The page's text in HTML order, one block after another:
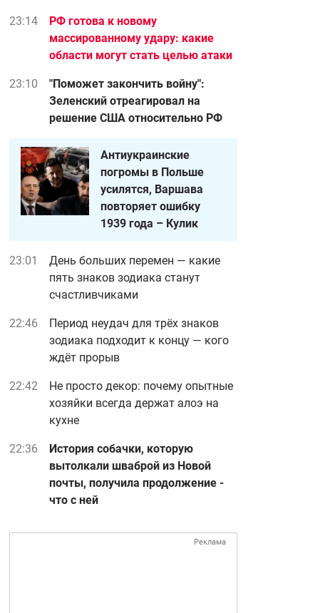
23:14
РФ готова к новому
массированному удару: какие
области могут стать целью атаки
23:10
"Поможет закончить войну":
Зеленский отреагировал на
решение США относительно РФ
Антиукраинские
погромы в Польше
усилятся, Варшава
повторяет ошибку
1939 года – Кулик
23:01
День больших перемен — какие
пять знаков зодиака станут
счастливчиками
22:46
Период неудач для трёх знаков
зодиака подходит к концу — кого
ждёт прорыв
22:42
Не просто декор: почему опытные
хозяйки всегда держат алоэ на
кухне
22:36
История собачки, которую
вытолкали шваброй из Новой
почты, получила продолжение -
что с ней
Реклама